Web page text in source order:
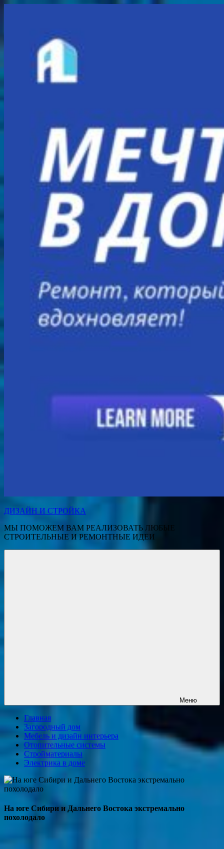
ДИЗАЙН И СТРОЙКА
МЫ ПОМОЖЕМ ВАМ РЕАЛИЗОВАТЬ ЛЮБЫЕ
СТРОИТЕЛЬНЫЕ И РЕМОНТНЫЕ ИДЕИ
Меню
Главная
Загородный дом
Мебель и дизайн интерьера
Отопительные системы
Стройматериалы
Электрика в доме
На юге Сибири и Дальнего Востока экстремально
похолодало